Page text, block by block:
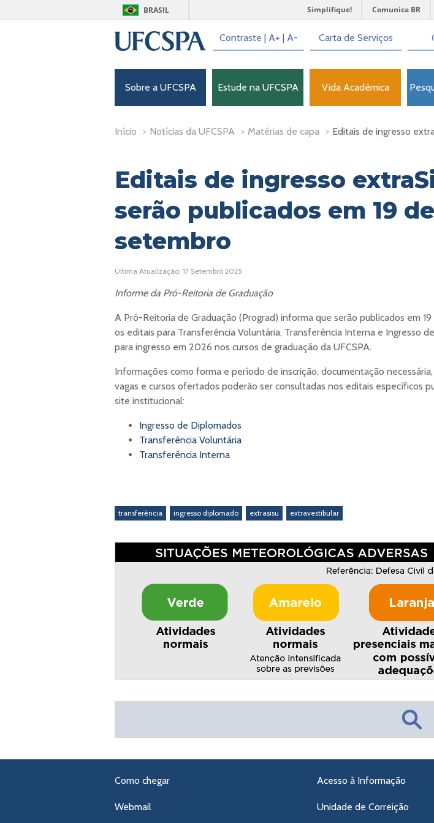
BRASIL Simplifique! Comunica BR
Contraste | A+ | A- Carta de Serviços
Sobre a UFCSPA Estude na UFCSPA Vida Acadêmica
Início > Notícias da UFCSPA > Matérias de capa > Editais de ingresso
Editais de ingresso
serão publicados em 19 de
setembro
Última Atualização: 17 Setembro 2025
Informe da Pró-Reitoria de Graduação
A Pró-Reitoria de Graduação (Prograd) informa que serão publicados em
os editais para Transferência Voluntária, Transferência Interna e Ingresso
para ingresso em 2026 nos cursos de graduação da UFCSPA.
Informações como forma e período de inscrição, documentação
vagas e cursos ofertados poderão ser consultadas nos editais específicos
site institucional:
Ingresso de Diplomados
Transferência Voluntária
Transferência Interna
transferência ingresso diplomado extrasisu extravestibular
Como chegar
Webmail
Acesso à Informação
Unidade de Correição